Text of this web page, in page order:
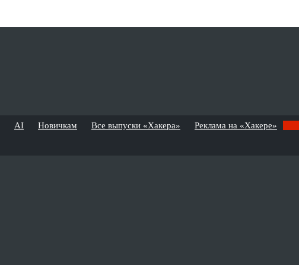
AI Новичкам Все выпуски «Хакера» Реклама на «Хакере»